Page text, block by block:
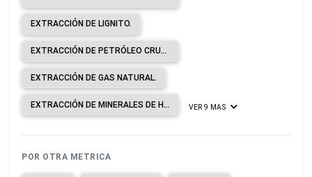
EXTRACCIÓN DE LIGNITO.
EXTRACCIÓN DE PETRÓLEO CRUDO.
EXTRACCIÓN DE GAS NATURAL.
EXTRACCIÓN DE MINERALES DE HIERRO. VER 9 MAS
POR OTRA METRICA